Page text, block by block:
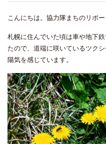
こんにちは。協力隊まちのリポー
札幌に住んでいた頃は車や地下
たので、道端に咲いているツク
陽気を感じています。